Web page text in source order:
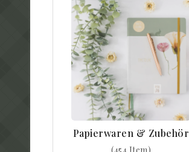
Papierwaren & Zubehör